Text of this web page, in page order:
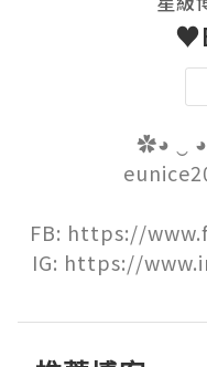
✿◕ ‿
FB: https://
IG: https://